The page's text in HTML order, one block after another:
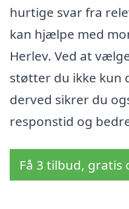
hurtige svar fra
kan hjælpe med
Herlev. Ved at
støtter du ikke kun
derved sikrer du
responstid og
Få 3 tilbud,